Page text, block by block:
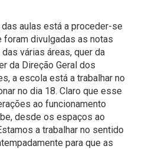
aulas está a proceder-se
foram divulgadas as notas
várias áreas, quer da
da Direção Geral dos
a escola está a trabalhar no
no dia 18. Claro que esse
ao funcionamento
desde os espaços ao
a trabalhar no sentido
para que as